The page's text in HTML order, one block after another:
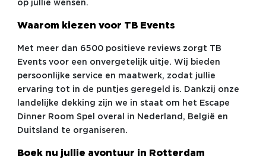
op jullie wensen.
Waarom kiezen voor TB Events
Met meer dan 6500 positieve reviews zorgt TB
Events voor een onvergetelijk uitje. Wij bieden
persoonlijke service en maatwerk, zodat jullie
ervaring tot in de puntjes geregeld is. Dankzij onze
landelijke dekking zijn we in staat om het Escape
Dinner Room Spel overal in Nederland, België en
Duitsland te organiseren.
Boek nu jullie avontuur in Rotterdam